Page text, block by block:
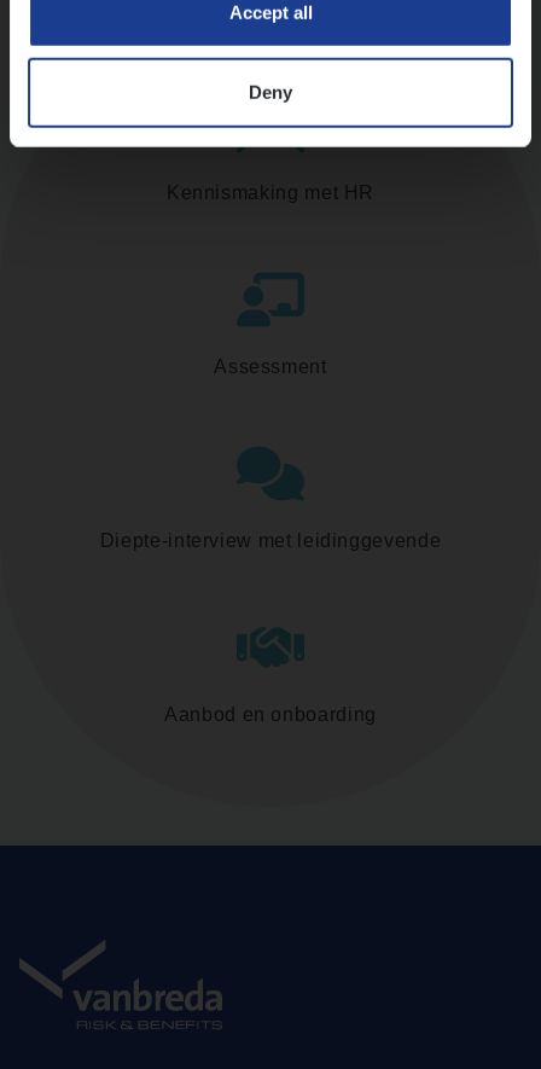
Accept all
Deny
Kennismaking met HR
Assessment
Diepte-interview met leidinggevende
Aanbod en onboarding